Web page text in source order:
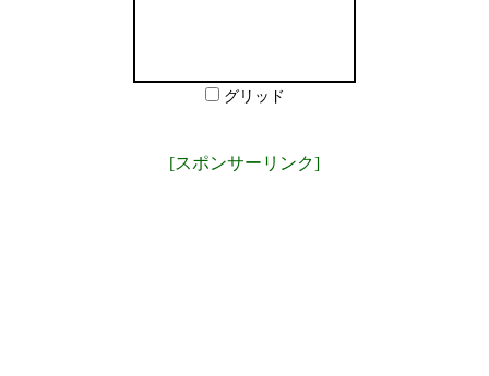
グリッド
[スポンサーリンク]